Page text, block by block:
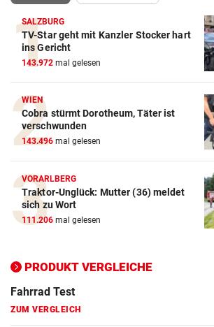
SALZBURG
TV-Star geht mit Kanzler Stocker hart
ins Gericht
143.972 mal gelesen
WIEN
Cobra stürmt Dorotheum, Täter ist
verschwunden
143.496 mal gelesen
VORARLBERG
Traktor-Unglück: Mutter (36) meldet
sich zu Wort
111.206 mal gelesen
PRODUKT VERGLEICHE
Action-Cam Vergleich
ZUM VERGLEICH
Crosstrainer Vergleich
ZUM VERGLEICH
E-Bike Vergleich
ZUM VERGLEICH
Elektro-Scooter Vergleich
ZUM VERGLEICH
ZUM VERGLEICH
Fahrrad Test
ZUM VERGLEICH